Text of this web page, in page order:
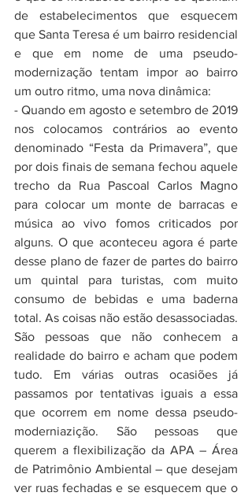
de estabelecimentos que esquecem
que Santa Teresa é um bairro residencial
e que em nome de uma pseudo-
modernização tentam impor ao bairro
um outro ritmo, uma nova dinâmica:
- Quando em agosto e setembro de 2019
nos colocamos contrários ao evento
denominado “Festa da Primavera”, que
por dois finais de semana fechou aquele
trecho da Rua Pascoal Carlos Magno
para colocar um monte de barracas e
música ao vivo fomos criticados por
alguns. O que aconteceu agora é parte
desse plano de fazer de partes do bairro
um quintal para turistas, com muito
consumo de bebidas e uma baderna
total. As coisas não estão desassociadas.
São pessoas que não conhecem a
realidade do bairro e acham que podem
tudo. Em várias outras ocasiões já
passamos por tentativas iguais a essa
que ocorrem em nome dessa pseudo-
moderniazição. São pessoas que
querem a flexibilização da APA – Área
de Patrimônio Ambiental – que desejam
ver ruas fechadas e se esquecem que o